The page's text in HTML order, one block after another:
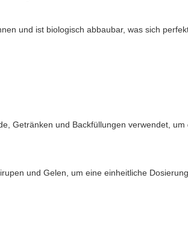
und ist biologisch abbaubar, was sich
Getränken und Backfüllungen verwendet,
und Gelen, um eine einheitliche